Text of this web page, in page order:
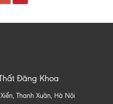
Đăng Khoa
Thanh Xuân, Hà Nội